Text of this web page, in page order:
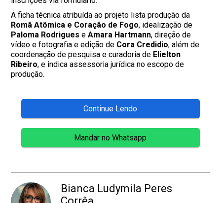
A ficha técnica atribuída ao projeto lista produção da
Romã Atômica e Coração de Fogo, idealização de
Paloma Rodrigues eAmara Hartmann, direção de
vídeo e fotografia e edição de Cora Credidio, além de
coordenação de pesquisa e curadoria de Elielton
Ribeiro, e indica assessoria jurídica no escopo de
produção.
Continue Lendo
Mandar no Whatsapp
Bianca Ludymila Peres